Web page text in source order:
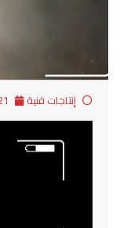
إنتاجات فنية